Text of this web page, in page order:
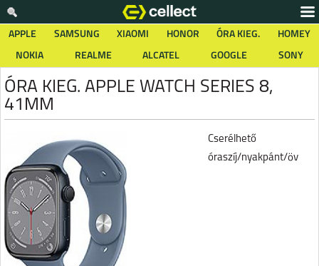
APPLE SAMSUNG XIAOMI HONOR ÓRA KIEG.
HOMEY
NOKIA
REALME ALCATEL GOOGLE SONY
ÓRA KIEG. APPLE WATCH SERIES 8,
41MM
Cserélhető
óraszíj/nyakpánt/öv